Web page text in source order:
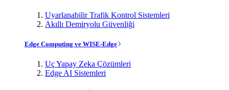
Uyarlanabilir Trafik Kontrol Sistemleri
Akıllı Demiryolu Güvenliği
Edge Computing ve WISE-Edge
Uç Yapay Zeka Çözümleri
Edge AI Sistemleri